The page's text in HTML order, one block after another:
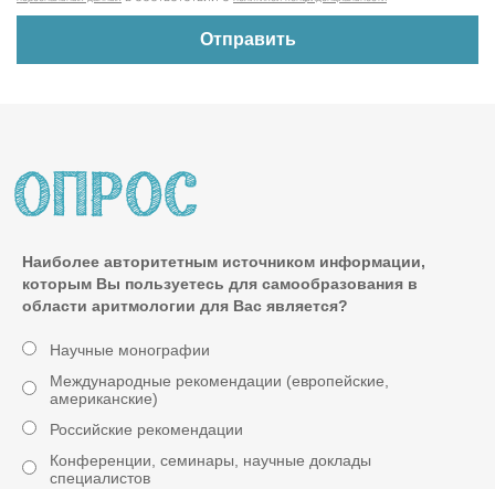
Наиболее авторитетным источником информации,
которым Вы пользуетесь для самообразования в
области аритмологии для Вас является?
Научные монографии
Международные рекомендации (европейские,
американские)
Российские рекомендации
Конференции, семинары, научные доклады
специалистов